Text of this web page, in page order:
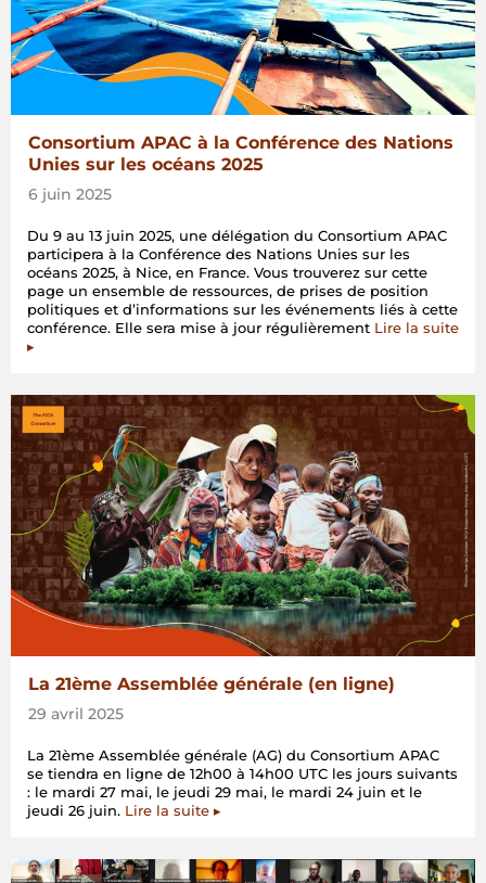
Consortium APAC à la Conférence des Nations
Unies sur les océans 2025
6 juin 2025
Du 9 au 13 juin 2025, une délégation du Consortium APAC
participera à la Conférence des Nations Unies sur les
océans 2025, à Nice, en France. Vous trouverez sur cette
page un ensemble de ressources, de prises de position
politiques et d’informations sur les événements liés à cette
conférence. Elle sera mise à jour régulièrement Lire la suite
▸
La 21ème Assemblée générale (en ligne)
29 avril 2025
La 21ème Assemblée générale (AG) du Consortium APAC
se tiendra en ligne de 12h00 à 14h00 UTC les jours suivants
: le mardi 27 mai, le jeudi 29 mai, le mardi 24 juin et le
jeudi 26 juin. Lire la suite ▸